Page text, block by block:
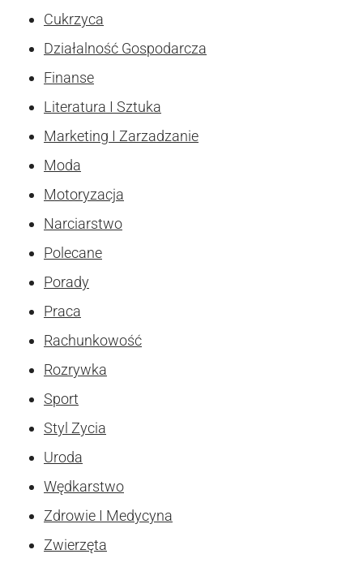
Cukrzyca
Działalność Gospodarcza
Finanse
Literatura I Sztuka
Marketing I Zarzadzanie
Moda
Motoryzacja
Narciarstwo
Polecane
Porady
Praca
Rachunkowość
Rozrywka
Sport
Styl Zycia
Uroda
Wędkarstwo
Zdrowie I Medycyna
Zwierzęta